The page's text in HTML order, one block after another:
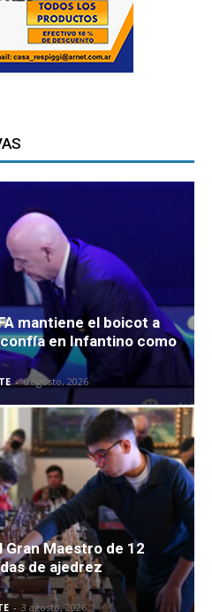
mantiene el boicot a
en Infantino como
- 6 agosto, 2026
Gran Maestro de 12
de ajedrez
- 3 agosto, 2026